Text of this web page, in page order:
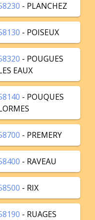
- PLANCHEZ
- POISEUX
- POUGUES
EAUX
- POUQUES
- PREMERY
- RAVEAU
- RIX
- RUAGES